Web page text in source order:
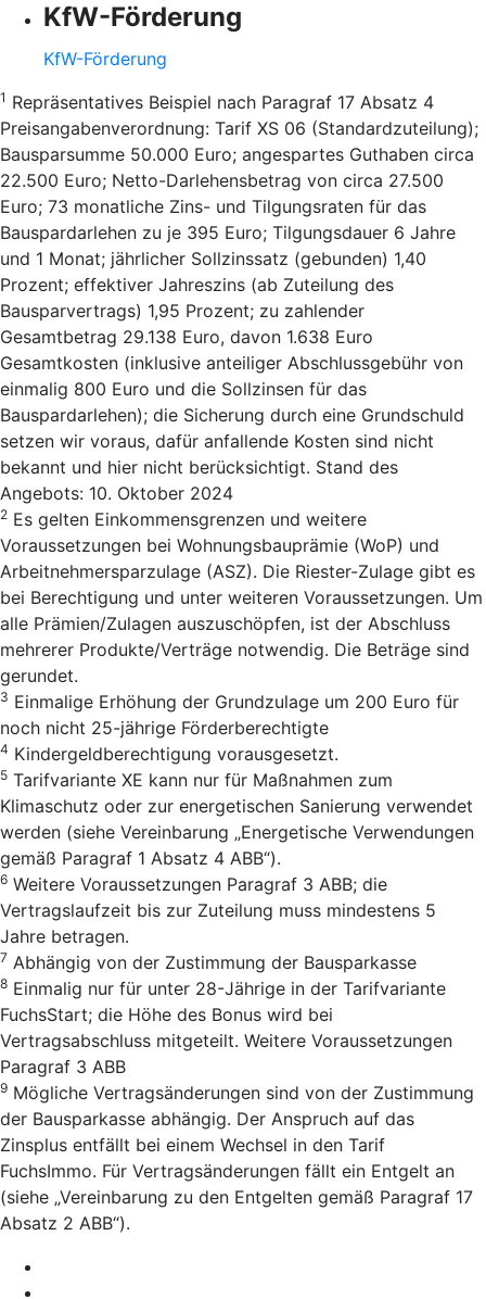
KfW-Förderung
KfW-Förderung
1 Repräsentatives Beispiel nach Paragraf 17 Absatz 4
Preisangabenverordnung: Tarif XS 06 (Standardzuteilung);
Bausparsumme 50.000 Euro; angespartes Guthaben circa
22.500 Euro; Netto-Darlehensbetrag von circa 27.500
Euro; 73 monatliche Zins- und Tilgungsraten für das
Bauspardarlehen zu je 395 Euro; Tilgungsdauer 6 Jahre
und 1 Monat; jährlicher Sollzinssatz (gebunden) 1,40
Prozent; effektiver Jahreszins (ab Zuteilung des
Bausparvertrags) 1,95 Prozent; zu zahlender
Gesamtbetrag 29.138 Euro, davon 1.638 Euro
Gesamtkosten (inklusive anteiliger Abschlussgebühr von
einmalig 800 Euro und die Sollzinsen für das
Bauspardarlehen); die Sicherung durch eine Grundschuld
setzen wir voraus, dafür anfallende Kosten sind nicht
bekannt und hier nicht berücksichtigt. Stand des
Angebots: 10. Oktober 2024
2 Es gelten Einkommensgrenzen und weitere
Voraussetzungen bei Wohnungsbauprämie (WoP) und
Arbeitnehmersparzulage (ASZ). Die Riester-Zulage gibt es
bei Berechtigung und unter weiteren Voraussetzungen. Um
alle Prämien/Zulagen auszuschöpfen, ist der Abschluss
mehrerer Produkte/Verträge notwendig. Die Beträge sind
gerundet.
3 Einmalige Erhöhung der Grundzulage um 200 Euro für
noch nicht 25-jährige Förderberechtigte
4 Kindergeldberechtigung vorausgesetzt.
5 Tarifvariante XE kann nur für Maßnahmen zum
Klimaschutz oder zur energetischen Sanierung verwendet
werden (siehe Vereinbarung „Energetische Verwendungen
gemäß Paragraf 1 Absatz 4 ABB“).
6 Weitere Voraussetzungen Paragraf 3 ABB; die
Vertragslaufzeit bis zur Zuteilung muss mindestens 5
Jahre betragen.
7 Abhängig von der Zustimmung der Bausparkasse
8 Einmalig nur für unter 28-Jährige in der Tarifvariante
FuchsStart; die Höhe des Bonus wird bei
Vertragsabschluss mitgeteilt. Weitere Voraussetzungen
Paragraf 3 ABB
9 Mögliche Vertragsänderungen sind von der Zustimmung
der Bausparkasse abhängig. Der Anspruch auf das
Zinsplus entfällt bei einem Wechsel in den Tarif
FuchsImmo. Für Vertragsänderungen fällt ein Entgelt an
(siehe „Vereinbarung zu den Entgelten gemäß Paragraf 17
Absatz 2 ABB“).